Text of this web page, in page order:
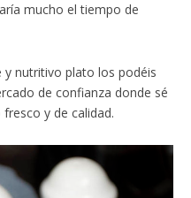
mucho el tiempo de
y nutritivo plato los podéis
de confianza donde sé
y de calidad.